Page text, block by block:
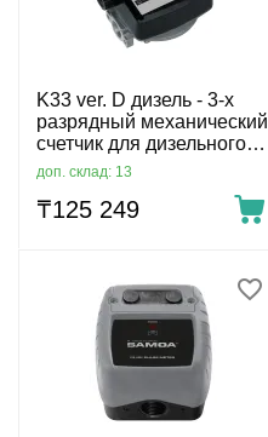
K33 ver. D дизель - 3-х
разрядный механический
счетчик для дизельного
топлива, 20-120 л/мин
доп. склад: 13
₸125 249